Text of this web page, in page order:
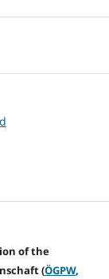
of the
(ÖGPW,